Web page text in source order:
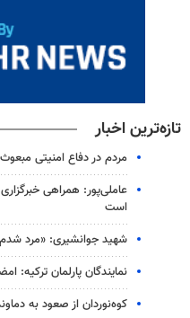
تازه‌ترین اخبار
مردم در دفاع امنیتی
عاملی‌پور: همراهی
است
شهید جوانشیری: «مرد
نمایندگان پارلمان ترکیه:
کوه‌نوردان از صعود به